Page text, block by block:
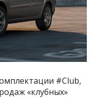
#Club,
«клубных»